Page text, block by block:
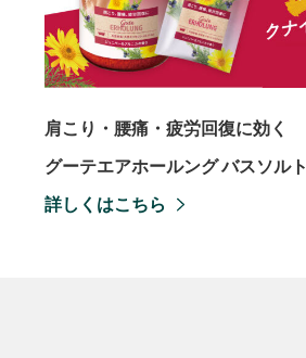
肩こり・腰痛・疲労回復に効く
グーテエアホールング バスソルト
詳しくはこちら